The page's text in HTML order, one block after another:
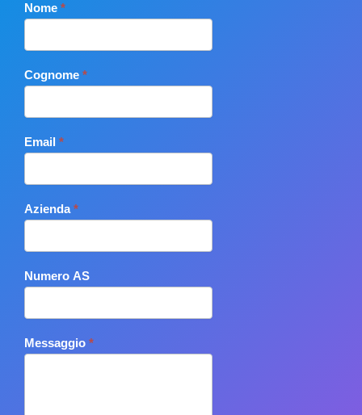
Richiedi
Demo
Nome *
Cognome *
Email *
Azienda*
Numero AS
Messaggio *